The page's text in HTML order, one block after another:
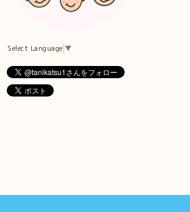
Select Language ▼